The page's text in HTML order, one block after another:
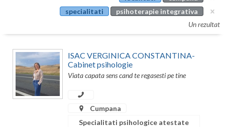
Bucuresti
Buzau
Calarasi
Caras-Severin
specialitati
psihoterapie integrativa
Un rezultat
ISAC VERGINICA CONSTANTINA-
Cabinet psihologie
Viata capata sens cand te regasesti pe tine
Cumpana
Specialitati psihologice atestate